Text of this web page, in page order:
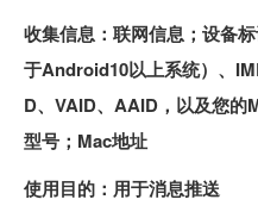
收集信息：联网信息；设备
于Android10以上系统）、
D、VAID、AAID，以及您的
型号；Mac地址
使用目的：用于消息推送